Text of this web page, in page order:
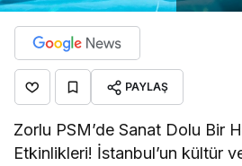
PAYLAŞ
Zorlu PSM’de Sanat Dolu Bir
Etkinlikleri! İstanbul’un kültür